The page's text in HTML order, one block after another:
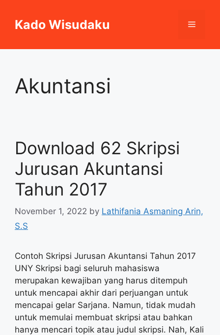
contentKado Wisudaku Menu
Akuntansi
Download 62 Skripsi
Jurusan Akuntansi
Tahun 2017
November 1, 2022 by Lathifania Asmaning Arin,
S.S
Contoh Skripsi Jurusan Akuntansi Tahun 2017
UNY Skripsi bagi seluruh mahasiswa
merupakan kewajiban yang harus ditempuh
untuk mencapai akhir dari perjuangan untuk
mencapai gelar Sarjana. Namun, tidak mudah
untuk memulai membuat skripsi atau bahkan
hanya mencari topik atau judul skripsi. Nah, Kali